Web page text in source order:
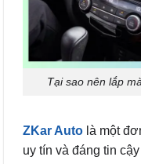
Tại sao nên lắp
ZKar Auto là một
uy tín và đáng tin